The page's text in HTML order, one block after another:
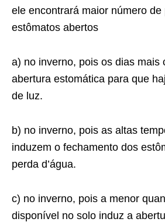
ele encontrará maior número de
estômatos abertos
a) no inverno, pois os dias mais
abertura estomática para que
de luz.
b) no inverno, pois as altas
induzem o fechamento dos
perda d’água.
c) no inverno, pois a menor
disponível no solo induz a